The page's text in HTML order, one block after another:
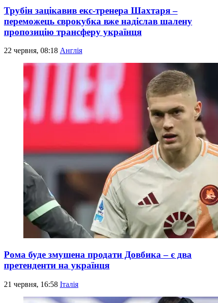
Трубін зацікавив екс-тренера Шахтаря –
переможець єврокубка вже надіслав шалену
пропозицію трансферу українця
22 червня, 08:18 Англія
Рома буде змушена продати Довбика – є два
претенденти на українця
21 червня, 16:58 Італія